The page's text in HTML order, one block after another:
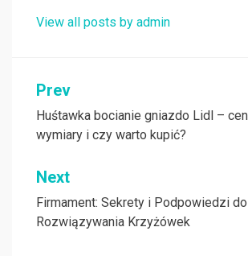
View all posts by admin
Nawigacja
wpisu
Prev
Huśtawka bocianie gniazdo Lidl –
wymiary i czy warto kupić?
Next
Firmament: Sekrety i Podpowiedzi do
Rozwiązywania Krzyżówek